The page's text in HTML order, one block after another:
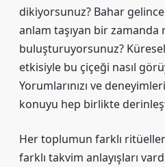
dikiyorsunuz? Bahar
anlam taşıyan bir zamanda
buluşturuyorsunuz?
etkisiyle bu çiçeği nasıl
Yorumlarınızı ve
konuyu hep birlikte
Her toplumun farklı
farklı takvim anlayışları